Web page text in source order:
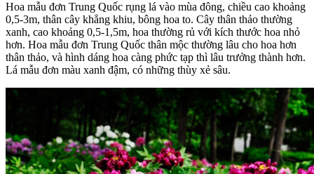
Hoa mẫu đơn Trung Quốc rụng lá vào mùa đông, chiều cao khoảng
0,5-3m, thân cây khẳng khiu, bông hoa to. Cây thân thảo thường
xanh, cao khoảng 0,5-1,5m, hoa thường rủ với kích thước hoa nhỏ
hơn. Hoa mẫu đơn Trung Quốc thân mộc thường lâu cho hoa hơn
thân thảo, và hình dáng hoa càng phức tạp thì lâu trưởng thành hơn.
Lá mẫu đơn màu xanh đậm, có những thùy xẻ sâu.